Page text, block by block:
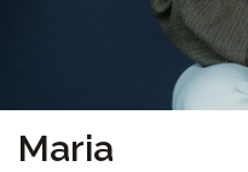
Maria